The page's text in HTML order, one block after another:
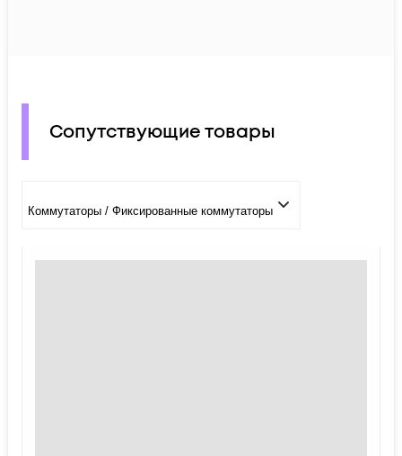
Сопутствующие товары
Коммутаторы / Фиксированные коммутаторы